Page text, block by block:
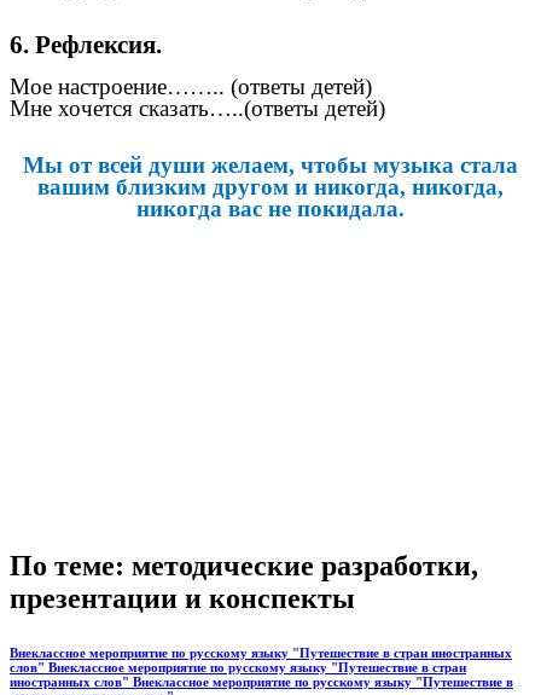
6. Рефлексия.
Мое настроение…….. (ответы детей)
Мне хочется сказать…..(ответы детей)
Мы от всей души желаем, чтобы музыка стала
вашим близким другом и никогда, никогда,
никогда вас не покидала.
По теме: методические разработки,
презентации и конспекты
Внеклассное мероприятие по русскому языку "Путешествие в стран иностранных
слов" Внеклассное мероприятие по русскому языку "Путешествие в стран
иностранных слов" Внеклассное мероприятие по русскому языку "Путешествие в